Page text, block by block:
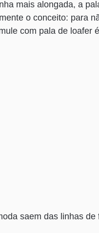
mais alongada, a
o conceito: para
com pala de loafer
saem das linhas de